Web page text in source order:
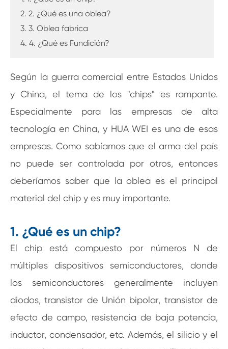
2. 2. ¿Qué es una oblea?
3. 3. Oblea fabrica
4. 4. ¿Qué es Fundición?
Según la guerra comercial entre Estados Unidos
y China, el tema de los "chips" es rampante.
Especialmente para las empresas de alta
tecnología en China, y HUA WEI es una de esas
empresas. Como sabíamos que el arma del país
no puede ser controlada por otros, entonces
deberíamos saber que la oblea es el principal
material del chip y es muy importante.
1. ¿Qué es un chip?
El chip está compuesto por números N de
múltiples dispositivos semiconductores, donde
los semiconductores generalmente incluyen
diodos, transistor de Unión bipolar, transistor de
efecto de campo, resistencia de baja potencia,
inductor, condensador, etc. Además, el silicio y el